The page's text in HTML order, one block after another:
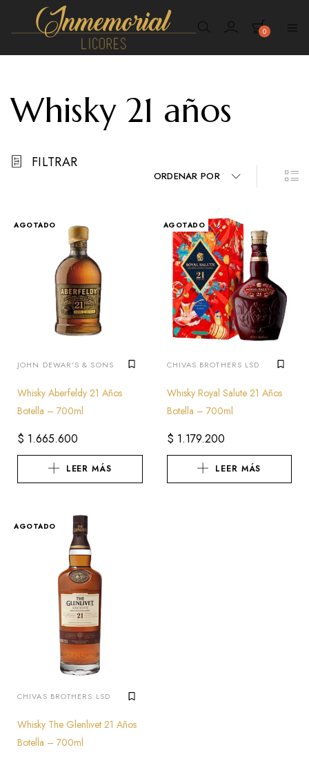
Inmemorial
0
Whisky 21 años
FILTRAR
ORDENAR POR
AGOTADO
JOHN DEWAR'S & SONS
Whisky Aberfeldy 21 Años
Botella – 700ml
$ 1.665.600
LEER MÁS
AGOTADO
CHIVAS BROTHERS LSD
Whisky Royal Salute 21 Años
Botella – 700ml
$ 1.179.200
LEER MÁS
AGOTADO
CHIVAS BROTHERS LSD
Whisky The Glenlivet 21 Años
Botella – 700ml